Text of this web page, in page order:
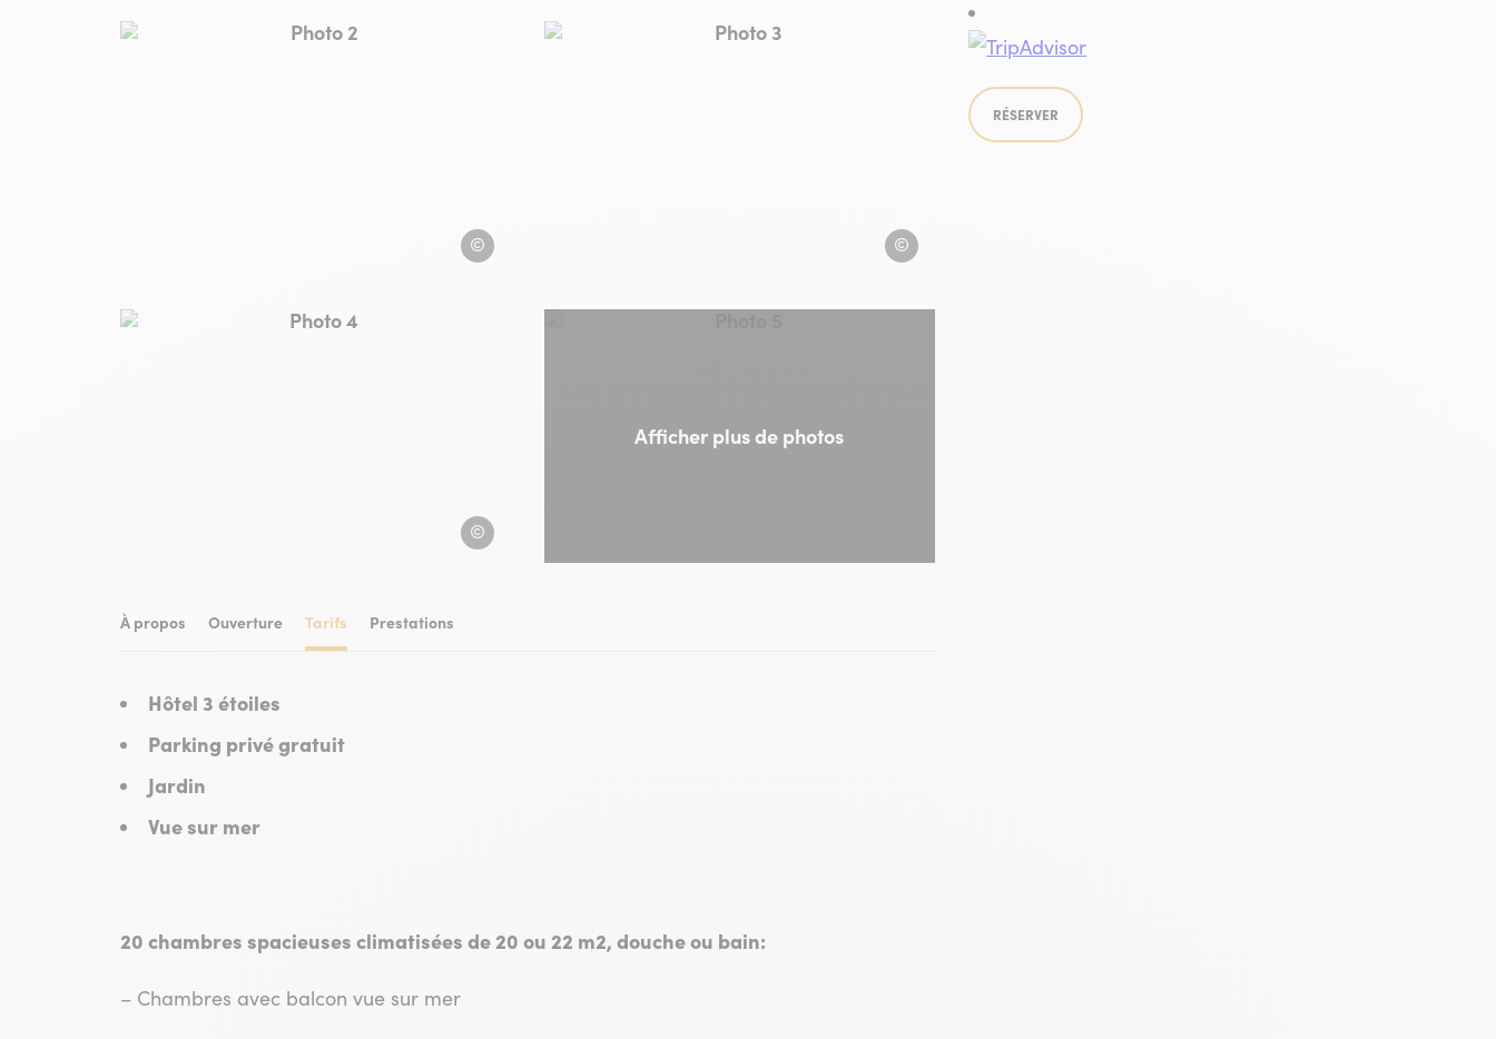
Photo 2, © Hotel Ambeille
Hotel Ambeille
Photo 3, © Hôtel Ambeille – Collioureambeille
Hôtel Ambeille – Collioureambeille
Photo 4, © Hotel Ambeille
Hotel Ambeille
Afficher plus de photos
Photo 5, © Hotel Ambeille
À propos Ouverture Tarifs Prestations
Hôtel 3 étoiles
Parking privé gratuit
Jardin
Vue sur mer
20 chambres spacieuses climatisées de 20 ou 22 m2, douche ou bain:
– Chambres avec balcon vue sur mer
RÉSERVER